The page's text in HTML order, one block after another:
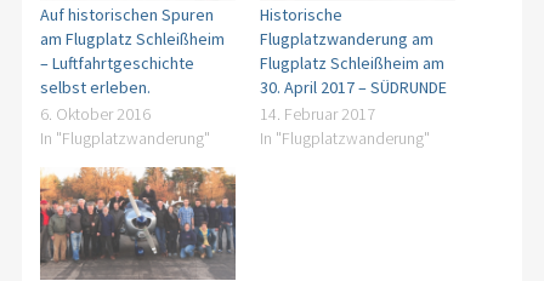
Auf historischen Spuren
am Flugplatz Schleißheim
– Luftfahrtgeschichte
selbst erleben.
6. Oktober 2016
In "Flugplatzwanderung"
Historische
Flugplatzwanderung am
Flugplatz Schleißheim am
30. April 2017 – SÜDRUNDE
14. Februar 2017
In "Flugplatzwanderung"